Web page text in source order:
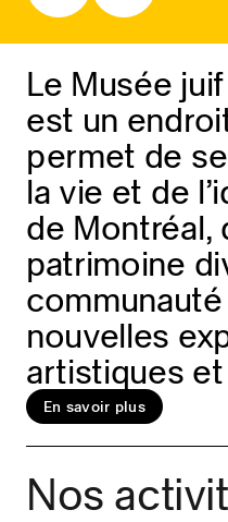
Réservez
En savoir
Le Musée
est un
permet de
la vie et de
de Montréal,
patrimoine
nouvelles
artistiques
En savoir plus
Nos